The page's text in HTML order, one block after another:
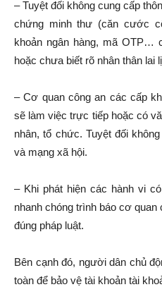
– Tuyệt đối không cung cấp
chứng minh thư (căn cước
khoản ngân hàng, mã OTP…
hoặc chưa biết rõ nhân thân lai
– Cơ quan công an các cấp
sẽ làm việc trực tiếp hoặc có
nhân, tổ chức. Tuyệt đối
và mạng xã hội.
– Khi phát hiện các hành vi
nhanh chóng trình báo cơ
đúng pháp luật.
Bên cạnh đó, người dân chủ
toàn để bảo vệ tài khoản tài